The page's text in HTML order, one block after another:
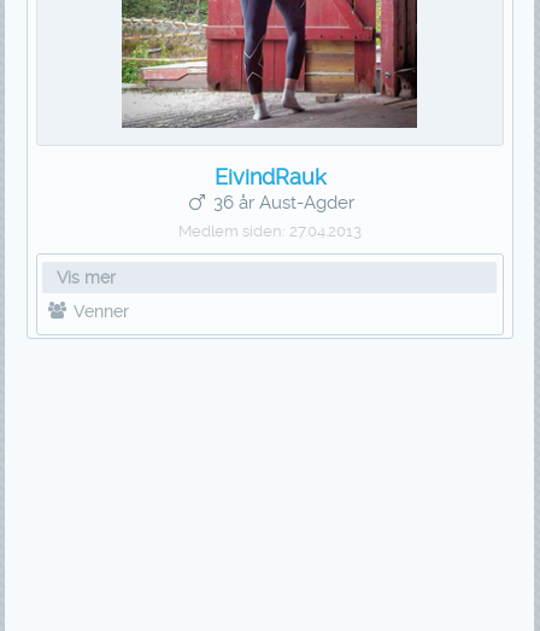
EivindRauk
36 år Aust-Agder
Medlem siden: 27.04.2013
Vis mer
Venner